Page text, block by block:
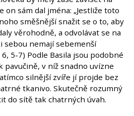
on sám dal jména: „Jestliže toto
směšnější snažit se o to, aby
věrohodně, a odvolávat se na
nemají sebemenší
5-7) Podle Basila jsou podobné
v níž snadno uvízne
silnější zvíře jí projde bez
tkanivo. Skutečně rozumný
do sítě tak chatrných úvah.